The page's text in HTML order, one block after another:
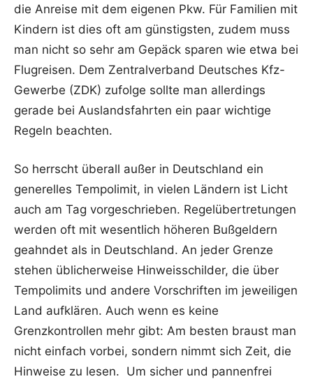
die Anreise mit dem eigenen Pkw. Für Familien mit
Kindern ist dies oft am günstigsten, zudem muss
man nicht so sehr am Gepäck sparen wie etwa bei
Flugreisen. Dem Zentralverband Deutsches Kfz-
Gewerbe (ZDK) zufolge sollte man allerdings
gerade bei Auslandsfahrten ein paar wichtige
Regeln beachten.
So herrscht überall außer in Deutschland ein
generelles Tempolimit, in vielen Ländern ist Licht
auch am Tag vorgeschrieben. Regelübertretungen
werden oft mit wesentlich höheren Bußgeldern
geahndet als in Deutschland. An jeder Grenze
stehen üblicherweise Hinweisschilder, die über
Tempolimits und andere Vorschriften im jeweiligen
Land aufklären. Auch wenn es keine
Grenzkontrollen mehr gibt: Am besten braust man
nicht einfach vorbei, sondern nimmt sich Zeit, die
Hinweise zu lesen. Um sicher und pannenfrei